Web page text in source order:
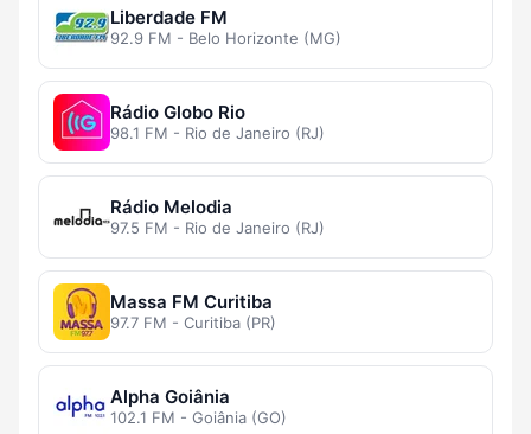
Liberdade FM
92.9 FM - Belo Horizonte (MG)
Rádio Globo Rio
98.1 FM - Rio de Janeiro (RJ)
Rádio Melodia
97.5 FM - Rio de Janeiro (RJ)
Massa FM Curitiba
97.7 FM - Curitiba (PR)
Alpha Goiânia
102.1 FM - Goiânia (GO)